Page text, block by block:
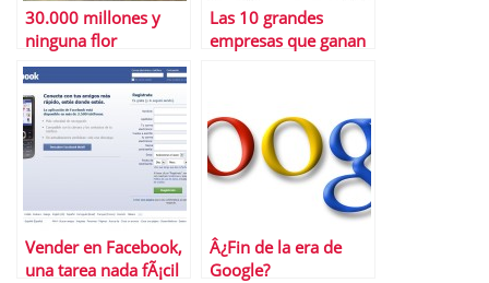
30.000 millones y
ninguna flor
Las 10 grandes
empresas que ganan
Vender en Facebook,
una tarea nada fÃ¡cil
Â¿Fin de la era de
Google?